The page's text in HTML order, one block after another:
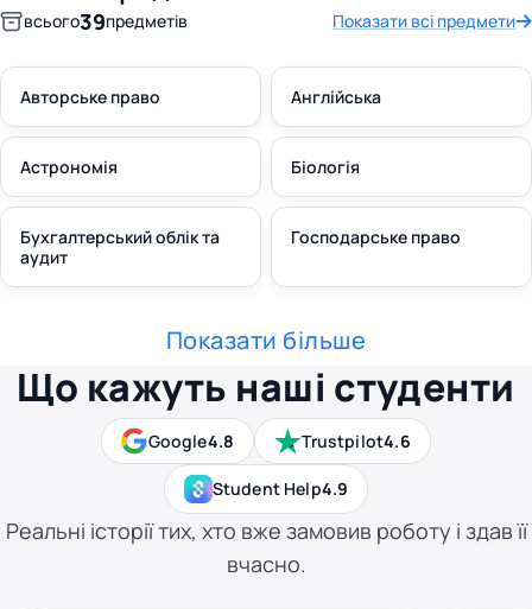
всього39предметів Показати всі предмети
Авторське право Англійська
Астрономія Біологія
Бухгалтерський облік та
аудит
Господарське право
Показати більше
Google4.8 Trustpilot4.6
Student Help4.9
Що кажуть наші студенти
Реальні історії тих, хто вже замовив роботу і здав її
вчасно.